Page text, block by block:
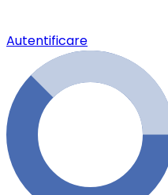
Autentificare